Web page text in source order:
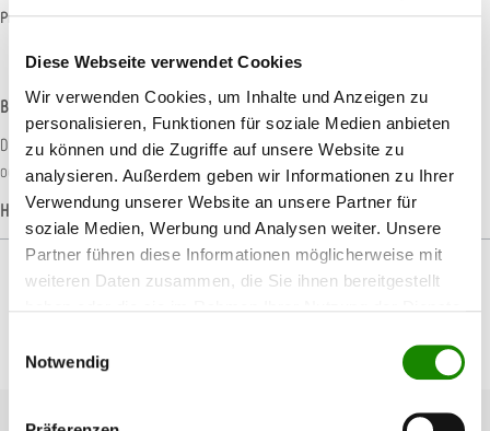
Diese Webseite verwendet Cookies
Wir verwenden Cookies, um Inhalte und Anzeigen zu
personalisieren, Funktionen für soziale Medien anbieten
zu können und die Zugriffe auf unsere Website zu
analysieren. Außerdem geben wir Informationen zu Ihrer
Verwendung unserer Website an unsere Partner für
soziale Medien, Werbung und Analysen weiter. Unsere
Partner führen diese Informationen möglicherweise mit
weiteren Daten zusammen, die Sie ihnen bereitgestellt
Notwendig
Produktnummer:11ALLZ723
Beschreibung
Der AllorA Abdeckpapierhocker lässt sich flexibel in der Werkstatt als Hocker
oder Trittbank einsetzen und ist gleichzeitig…Mehr
Hersteller-Informationen
Passendes Zubehör